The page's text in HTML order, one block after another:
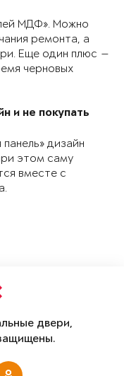
МДФ». Можно
ремонта, а
Еще один плюс —
черновых
и не покупать
дизайн
этом саму
вместе с
двери,